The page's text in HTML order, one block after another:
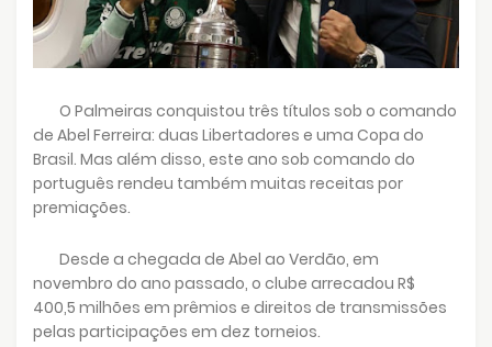
O Palmeiras conquistou três títulos sob o comando
de Abel Ferreira: duas Libertadores e uma Copa do
Brasil. Mas além disso, este ano sob comando do
português rendeu também muitas receitas por
premiações.
Desde a chegada de Abel ao Verdão, em
novembro do ano passado, o clube arrecadou R$
400,5 milhões em prêmios e direitos de transmissões
pelas participações em dez torneios.